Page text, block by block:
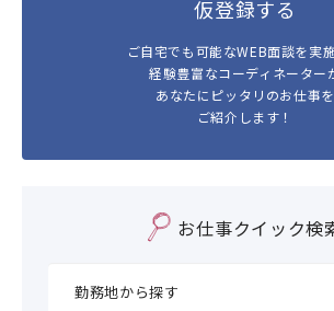
仮登録する
ご自宅でも可能なWEB面談を実
経験豊富なコーディネーター
あなたにピッタリのお仕事を
ご紹介します！
お仕事クイック検